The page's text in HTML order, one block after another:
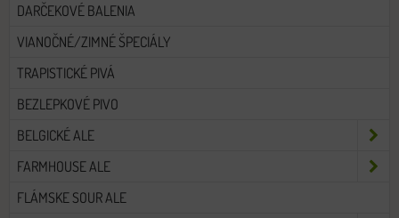
DARČEKOVÉ BALENIA
VIANOČNÉ/ZIMNÉ ŠPECIÁLY
TRAPISTICKÉ PIVÁ
BEZLEPKOVÉ PIVO
BELGICKÉ ALE
FARMHOUSE ALE
FLÁMSKE SOUR ALE